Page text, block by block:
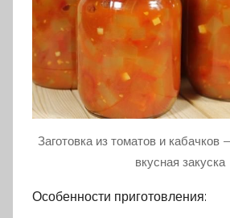
Заготовка из томатов и кабачков
вкусная закуска
Особенности приготовления: